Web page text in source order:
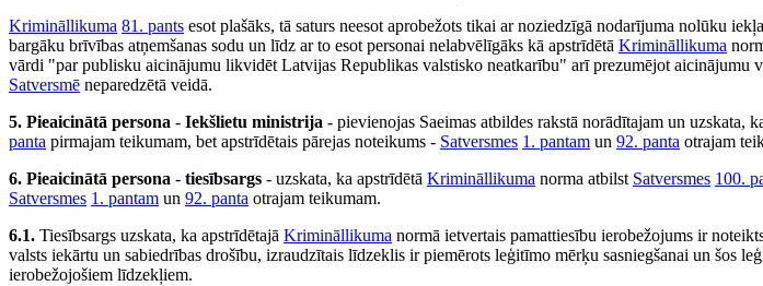
Krimināllikuma 81. pants esot plašāks, tā saturs neesot aprobežots tikai ar noziedzīgā nodarījuma nolūku
bargāku brīvības atņemšanas sodu un līdz ar to esot personai nelabvēlīgāks kā apstrīdētā Krimināllikuma
vārdi "par publisku aicinājumu likvidēt Latvijas Republikas valstisko neatkarību" arī prezumējot aicinājumu
Satversmē neparedzētā veidā.
5. Pieaicinātā persona - Iekšlietu ministrija - pievienojas Saeimas atbildes rakstā norādītajam un uzskata,
panta pirmajam teikumam, bet apstrīdētais pārejas noteikums - Satversmes 1. pantam un 92. panta otrajam
6. Pieaicinātā persona - tiesībsargs - uzskata, ka apstrīdētā Krimināllikuma norma atbilst Satversmes 100.
Satversmes 1. pantam un 92. panta otrajam teikumam.
6.1. Tiesībsargs uzskata, ka apstrīdētajā Krimināllikuma normā ietvertais pamattiesību ierobežojums ir
valsts iekārtu un sabiedrības drošību, izraudzītais līdzeklis ir piemērots leģitīmo mērķu sasniegšanai un šos
ierobežojošiem līdzekļiem.